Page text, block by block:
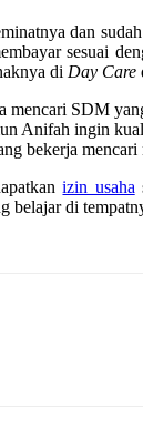
dan
sesuai
di Day Care
mencari SDM
Anifah ingin
bekerja mencari
izin usaha
belajar di